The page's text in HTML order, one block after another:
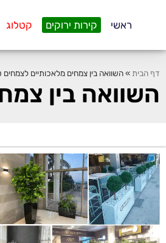
ראשי קירות ירוקים קטלוג
דף הבית »השוואה בין צמחים מלאכותיים לצמחים
השוואה בין